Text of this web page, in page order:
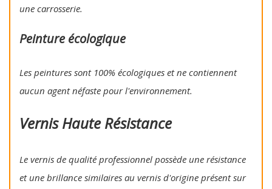
une carrosserie.
Peinture écologique
Les peintures sont 100% écologiques et ne contiennent
aucun agent néfaste pour l'environnement.
Vernis Haute Résistance
Le vernis de qualité professionnel possède une résistance
et une brillance similaires au vernis d'origine présent sur